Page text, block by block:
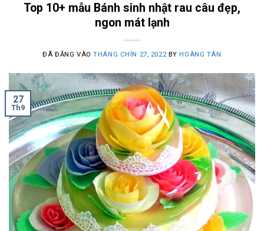
Top 10+ mẫu Bánh sinh nhật rau câu đẹp,
ngon mát lạnh
ĐÃ ĐĂNG VÀOTHÁNG CHÍN 27, 2022BYHOÀNG TÂN
27
Th9